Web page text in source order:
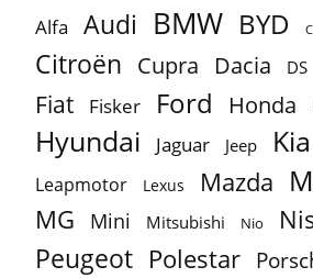
Alfa Audi BMW BYD
Citroën Cupra Dacia DS
Fiat Fisker Ford Honda
Hyundai Jaguar Jeep Kia
Leapmotor Lexus Mazda
MG Mini Mitsubishi Nio
Peugeot Polestar